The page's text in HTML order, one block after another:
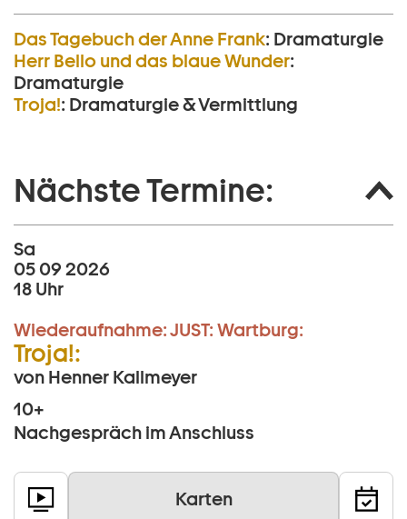
Das Tagebuch der Anne Frank: Dramaturgie
Herr Bello und das blaue Wunder:
Dramaturgie
Troja!: Dramaturgie & Vermittlung
Nächste Termine:
Sa
05 09 2026
18 Uhr
Wiederaufnahme:JUST: Wartburg:
Troja!:
von Henner Kallmeyer
10+
Nachgespräch im Anschluss
Karten